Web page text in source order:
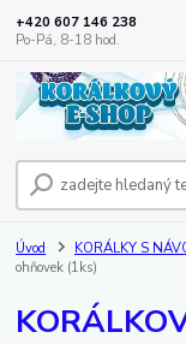
+420 607 146 238
Po-Pá, 8-18 hod.
Úvod KORÁLKY S
ohňovek (1ks)